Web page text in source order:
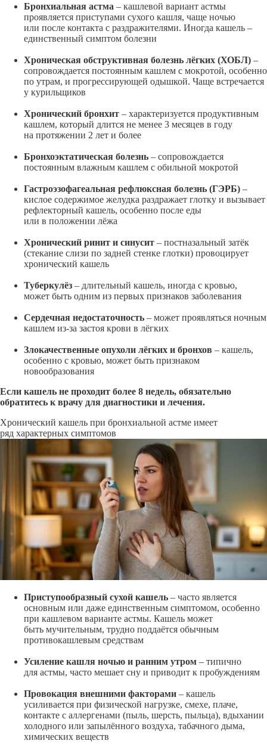
Бронхиальная астма – кашлевой вариант астмы
проявляется приступами сухого кашля, чаще ночью
или после контакта с раздражителями. Иногда кашель –
единственный симптом болезни
Хроническая обструктивная болезнь лёгких (ХОБЛ) –
сопровождается постоянным кашлем с мокротой, особенно
по утрам, и прогрессирующей одышкой. Чаще встречается
у курильщиков
Хронический бронхит – характеризуется продуктивным
кашлем, который длится не менее 3 месяцев в году
на протяжении 2 лет и более
Бронхоэктатическая болезнь – сопровождается
постоянным влажным кашлем с обильной мокротой
Гастроэзофагеальная рефлюксная болезнь (ГЭРБ) –
кислое содержимое желудка раздражает глотку и вызывает
рефлекторный кашель, особенно после еды
или в положении лёжа
Хронический ринит и синусит – постназальный затёк
(стекание слизи по задней стенке глотки) провоцирует
хронический кашель
Туберкулёз – длительный кашель, иногда с кровью,
может быть одним из первых признаков заболевания
Сердечная недостаточность – может проявляться ночным
кашлем из-за застоя крови в лёгких
Злокачественные опухоли лёгких и бронхов – кашель,
особенно с кровью, может быть признаком
новообразования
Если кашель не проходит более 8 недель, обязательно
обратитесь к врачу для диагностики и лечения.
Хронический кашель при бронхиальной астме имеет
ряд характерных симптомов
Приступообразный сухой кашель – часто является
основным или даже единственным симптомом, особенно
при кашлевом варианте астмы. Кашель может
быть мучительным, трудно поддаётся обычным
противокашлевым средствам
Усиление кашля ночью и ранним утром – типично
для астмы, часто мешает сну и приводит к пробуждениям
Провокация внешними факторами – кашель
усиливается при физической нагрузке, смехе, плаче,
контакте с аллергенами (пыль, шерсть, пыльца), вдыхании
холодного или запылённого воздуха, табачного дыма,
химических веществ